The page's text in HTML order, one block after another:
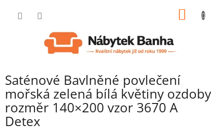
Saténové Bavlněné povlečení
mořská zelená bílá květiny ozdoby
rozměr 140×200 vzor 3670 A
Detex